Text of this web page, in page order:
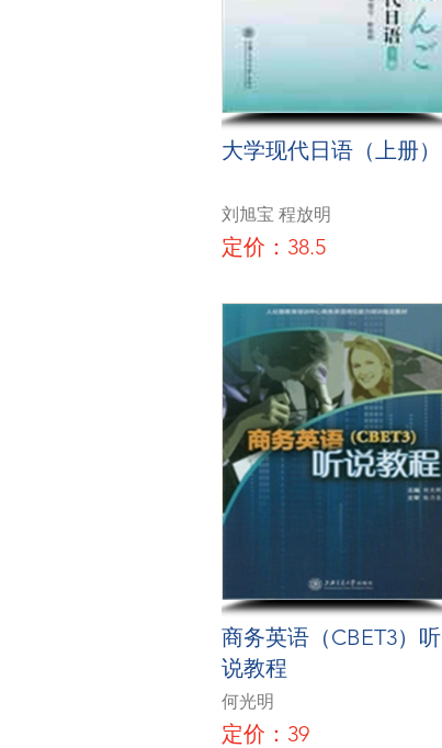
大学现代日语（上册）
刘旭宝 程放明
定价：38.5
商务英语（CBET3）听
说教程
何光明
定价：39